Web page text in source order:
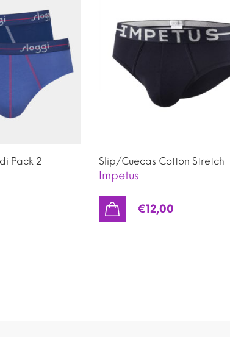
Pack 2
Slip/Cuecas Cotton Stretch
Impetus
€12,00